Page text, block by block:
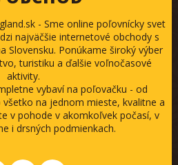
- Sme online poľovnícky svet
najväčšie internetové obchody s
Slovensku. Ponúkame široký výber
turistiku a ďalšie voľnočasové
aktivity.
vybaví na poľovačku - od
na jednom mieste, kvalitne a
v pohode v akomkoľvek počasí, v
i drsných podmienkach.